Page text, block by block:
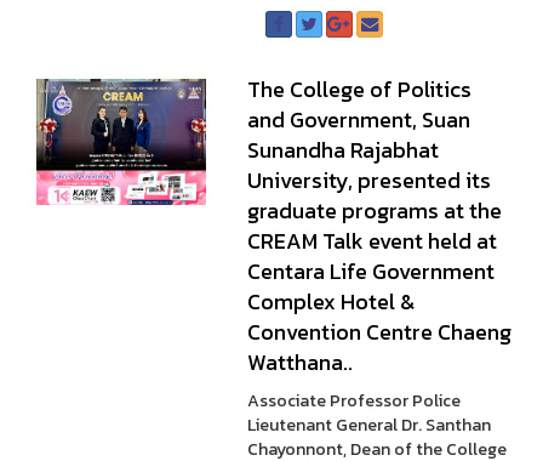
The College of Politics
and Government, Suan
Sunandha Rajabhat
University, presented its
graduate programs at the
CREAM Talk event held at
Centara Life Government
Complex Hotel &
Convention Centre Chaeng
Watthana..
Associate Professor Police
Lieutenant General Dr. Santhan
Chayonnont, Dean of the College